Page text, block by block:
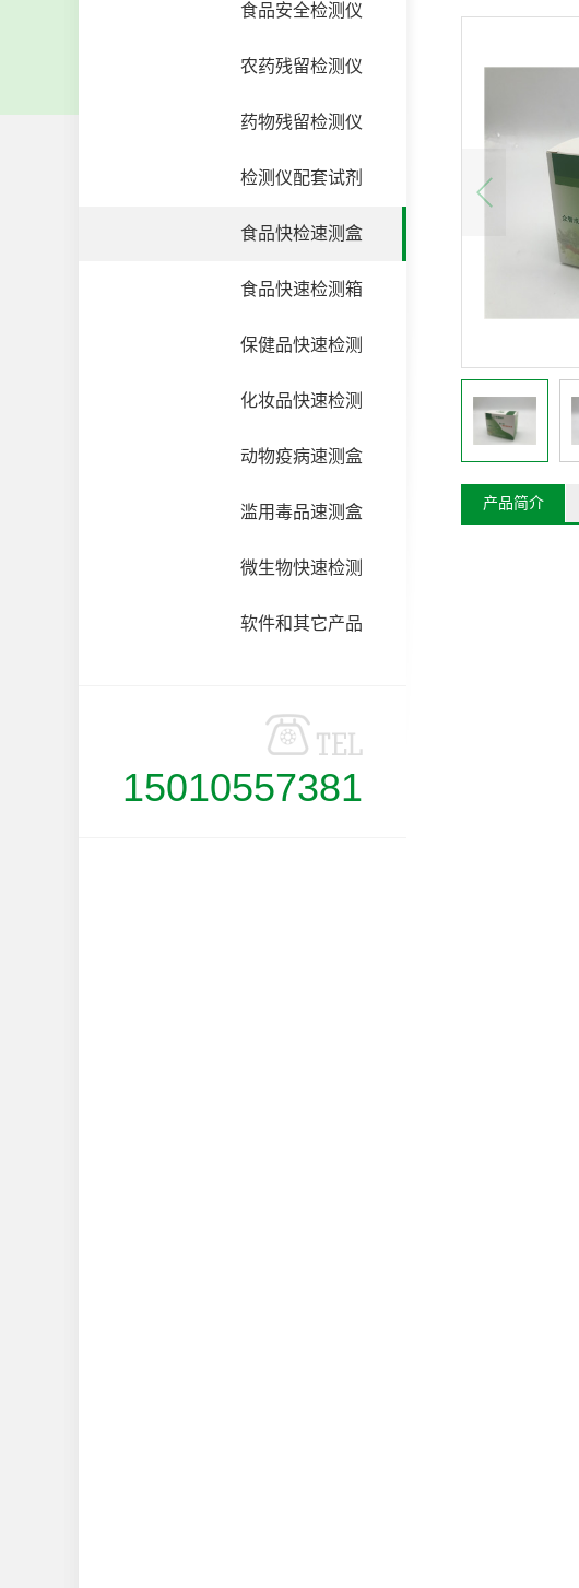
食品安全检测仪
农药残留检测仪
药物残留检测仪
检测仪配套试剂
食品快检速测盒
食品快速检测箱
保健品快速检测
化妆品快速检测
动物疫病速测盒
滥用毒品速测盒
微生物快速检测
软件和其它产品
15010557381
产品简介